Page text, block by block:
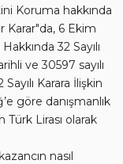
Koruma hakkında
Karar"da, 6 Ekim
32 Sayılı
ve 30597 sayılı
Karara İlişkin
göre danışmanlık
Lirası olarak
nasıl